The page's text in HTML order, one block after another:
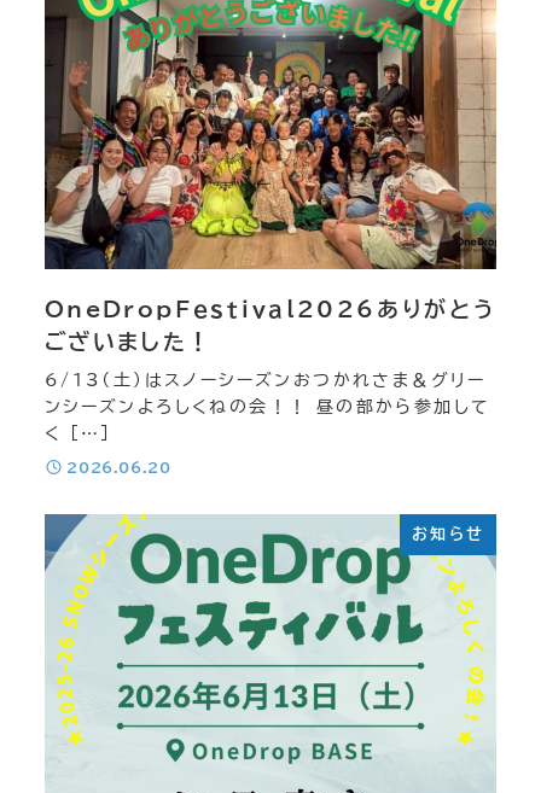
OneDropＦｅｓｔｉｖａｌ2026ありがとう
ございました！
6/13（土）はスノーシーズンおつかれさま＆グリー
ンシーズンよろしくねの会！！ 昼の部から参加して
く […]
投稿日
2026.06.20
お知らせ